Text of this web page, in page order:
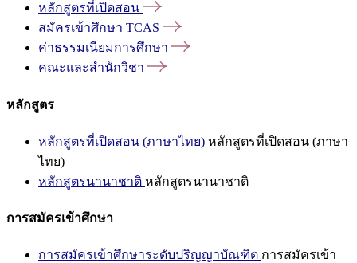
หลักสูตรที่เปิดสอน
สมัครเข้าศึกษา TCAS
ค่าธรรมเนียมการศึกษา
คณะและสำนักวิชา
หลักสูตร
หลักสูตรที่เปิดสอน (ภาษาไทย) หลักสูตรที่เปิดสอน (ภาษา
ไทย)
หลักสูตรนานาชาติ หลักสูตรนานาชาติ
การสมัครเข้าศึกษา
การสมัครเข้าศึกษาระดับปริญญาบัณฑิต การสมัครเข้า